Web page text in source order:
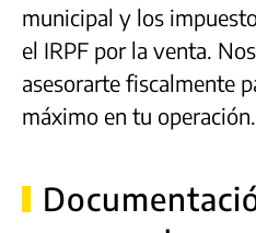
municipal y los
el IRPF por la venta.
asesorarte fiscalmente
máximo en tu operación.